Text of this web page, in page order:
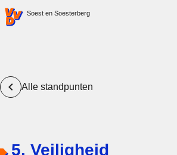
VVD.nl - Ga naar de homepage
Soest en Soesterberg
Alle standpunten
5. Veiligheid